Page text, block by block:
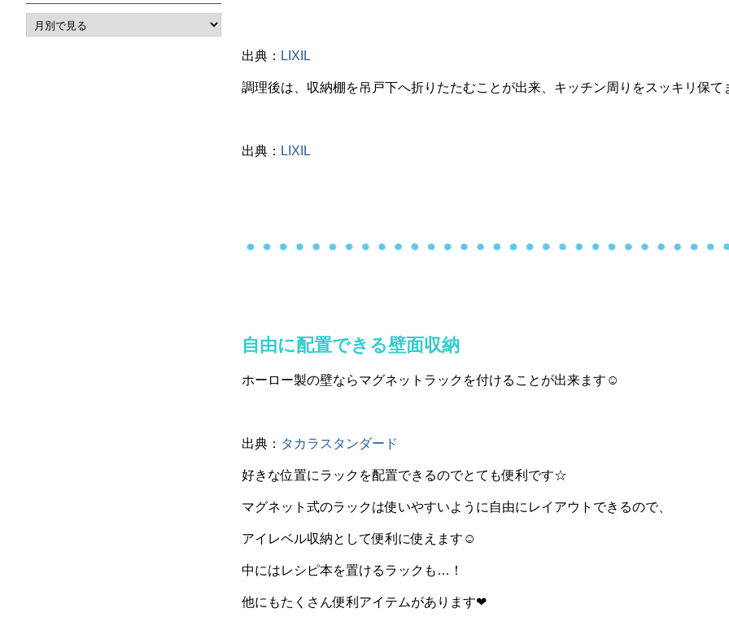
出典： LIXIL
調理後は、収納棚を吊戸下へ折りたたむことが出来、キッチン周りをスッキリ保て
出典： LIXIL
自由に配置できる壁面収納
ホーロー製の壁ならマグネットラックを付けることが出来ます☺
出典： タカラスタンダード
好きな位置にラックを配置できるのでとても便利です☆
マグネット式のラックは使いやすいように自由にレイアウトできるので、
アイレベル収納として便利に使えます☺
中にはレシピ本を置けるラックも…！
他にもたくさん便利アイテムがあります❤